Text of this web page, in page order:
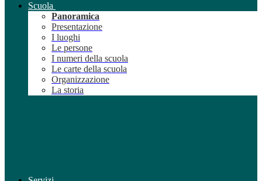
Scuola
Panoramica
Presentazione
I luoghi
Le persone
I numeri della scuola
Le carte della scuola
Organizzazione
La storia